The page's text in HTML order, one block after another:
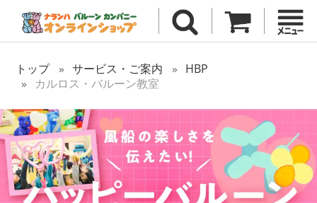
トップ サービス・ご案内
HBP
カルロス・バルーン教室